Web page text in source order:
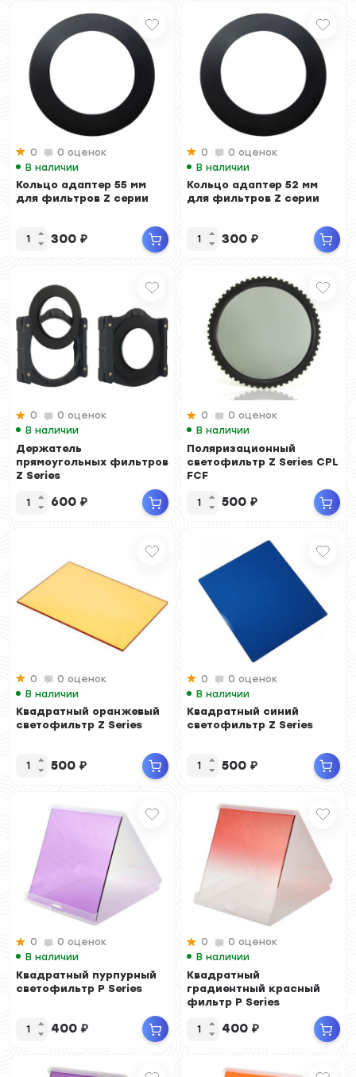
0
0 оценок
В наличии
Кольцо адаптер 55 мм
для фильтров Z серии
300 ₽
0
0 оценок
В наличии
Кольцо адаптер 52 мм
для фильтров Z серии
300 ₽
0
0 оценок
В наличии
Держатель
прямоугольных фильтров
Z Series
600 ₽
0
0 оценок
В наличии
Поляризационный
светофильтр Z Series CPL
FCF
500 ₽
0
0 оценок
В наличии
Квадратный оранжевый
светофильтр Z Series
500 ₽
0
0 оценок
В наличии
Квадратный синий
светофильтр Z Series
500 ₽
0
0 оценок
В наличии
Квадратный пурпурный
светофильтр P Series
400 ₽
0
0 оценок
В наличии
Квадратный
градиентный красный
фильтр P Series
400 ₽